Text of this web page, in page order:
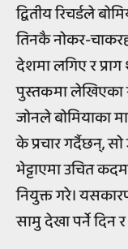
द्वितीय रिचर्डले
तिनकै नोकर-
देशमा लगिए र प्राग
पुस्तकमा लेखिएका
जोनले बोमियाका
के प्रचार गर्दैछन्, सो
भेट्टाएमा उचित
नियुक्त गरे।
सामु देखा पर्ने दिन